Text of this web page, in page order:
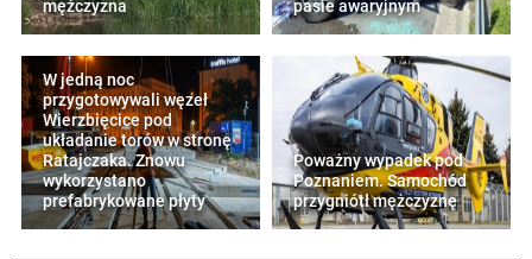
mężczyzna
pasie awaryjnym
W jedną noc
przygotowywali węzeł
Wierzbięcice pod
układanie torów w stronę
Ratajczaka. Znowu
wykorzystano
prefabrykowane płyty
Poważny wypadek pod
Poznaniem. Samochód
przygniótł mężczyznę